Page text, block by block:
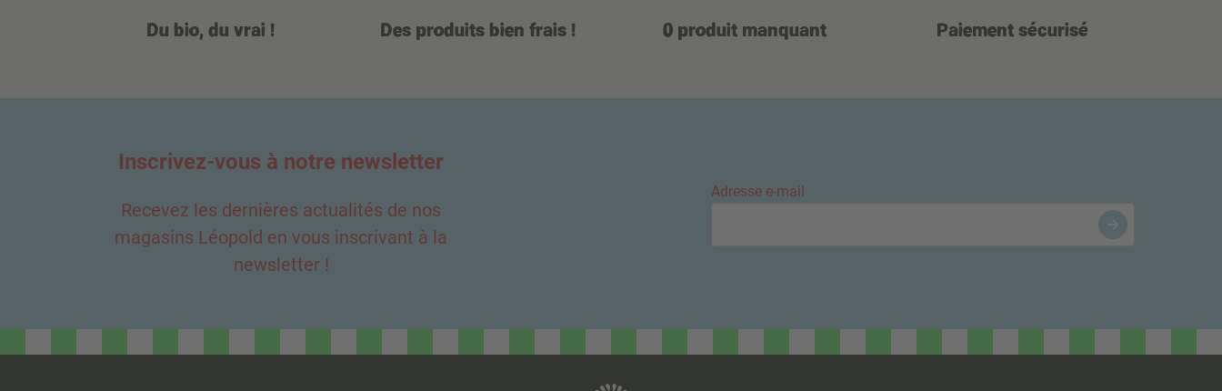
Du bio, du vrai ! Des produits bien frais ! 0 produit manquant Paiement sécurisé
Inscrivez-vous à notre newsletter
Recevez les dernières actualités de nos
magasins Léopold en vous inscrivant à la
newsletter !
Adresse e-mail